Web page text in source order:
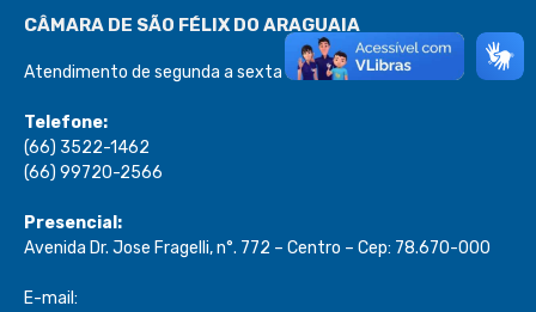
CÂMARA DE SÃO FÉLIX DO ARAGUAIA
Atendimento de segunda a sexta de 08:00 às 13:00
Telefone:
(66) 3522-1462
(66) 99720-2566
Presencial:
Avenida Dr. Jose Fragelli, n°. 772 – Centro – Cep: 78.670-000
E-mail: